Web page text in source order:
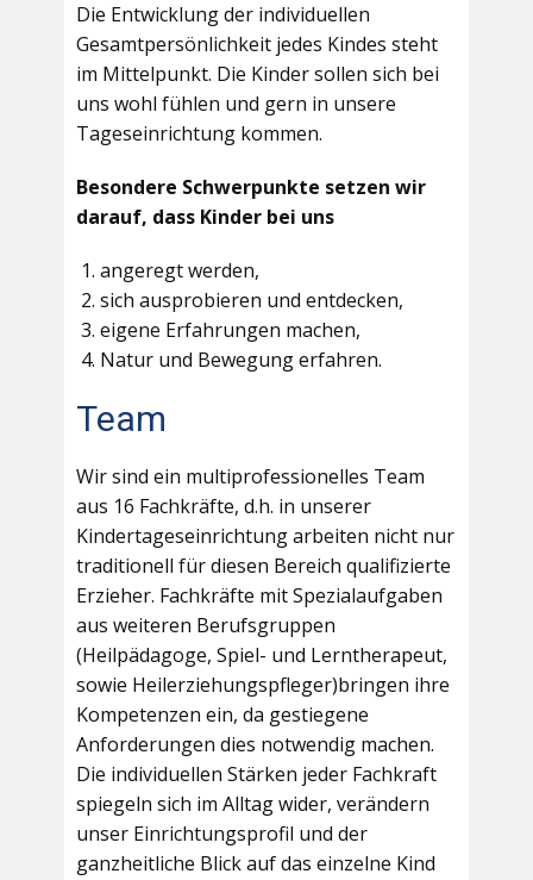
Die Entwicklung der individuellen
Gesamtpersönlichkeit jedes Kindes steht
im Mittelpunkt. Die Kinder sollen sich bei
uns wohl fühlen und gern in unsere
Tageseinrichtung kommen.
Besondere Schwerpunkte setzen wir
darauf, dass Kinder bei uns
angeregt werden,
sich ausprobieren und entdecken,
eigene Erfahrungen machen,
Natur und Bewegung erfahren.
Team
Wir sind ein multiprofessionelles Team
aus 16 Fachkräfte, d.h. in unserer
Kindertageseinrichtung arbeiten nicht nur
traditionell für diesen Bereich qualifizierte
Erzieher. Fachkräfte mit Spezialaufgaben
aus weiteren Berufsgruppen
(Heilpädagoge, Spiel- und Lerntherapeut,
sowie Heilerziehungspfleger)bringen ihre
Kompetenzen ein, da gestiegene
Anforderungen dies notwendig machen.
Die individuellen Stärken jeder Fachkraft
spiegeln sich im Alltag wider, verändern
unser Einrichtungsprofil und der
ganzheitliche Blick auf das einzelne Kind